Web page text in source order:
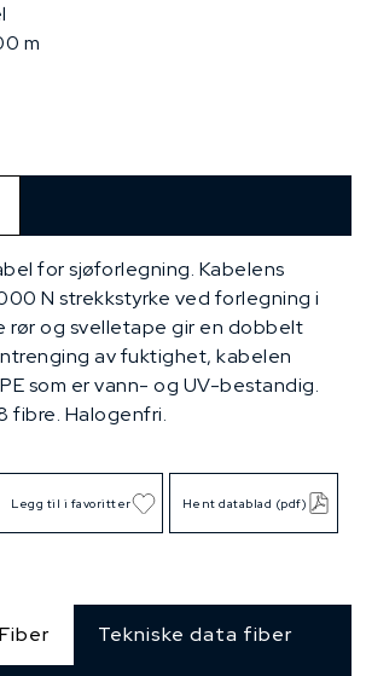
m
for sjøforlegning. Kabelens
N strekkstyrke ved forlegning i
rør og svelletape gir en dobbelt
av fuktighet, kabelen
som er vann- og UV-bestandig.
fibre. Halogenfri.
Legg til i favoritter Hent datablad (pdf)
Tekniske data fiber